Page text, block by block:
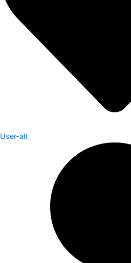
User-alt